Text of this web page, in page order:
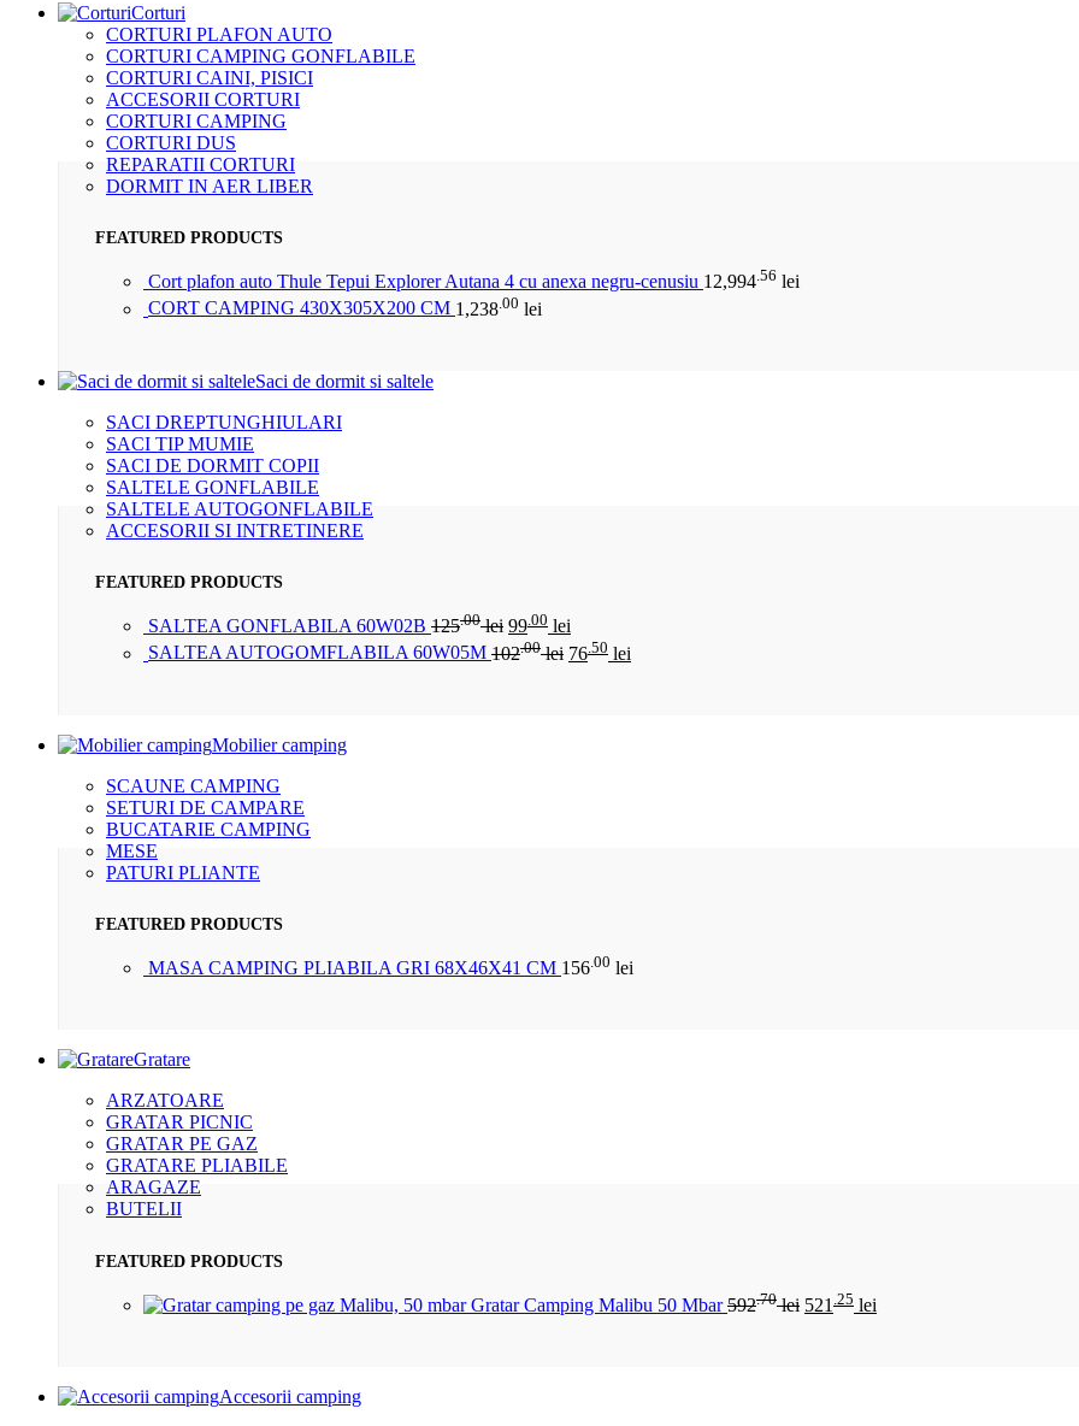
Corturi
CORTURI PLAFON AUTO
CORTURI CAMPING GONFLABILE
CORTURI CAINI, PISICI
ACCESORII CORTURI
CORTURI CAMPING
CORTURI DUS
REPARATII CORTURI
DORMIT IN AER LIBER
FEATURED PRODUCTS
Cort plafon auto Thule Tepui Explorer Autana 4 cu anexa negru-cenusiu 12,994.56 lei
CORT CAMPING 430X305X200 CM 1,238 .00 lei
Saci de dormit si saltele
SACI DREPTUNGHIULARI
SACI TIP MUMIE
SACI DE DORMIT COPII
SALTELE GONFLABILE
SALTELE AUTOGONFLABILE
ACCESORII SI INTRETINERE
FEATURED PRODUCTS
SALTEA GONFLABILA 60W02B 125.00 lei 99.00 lei
SALTEA AUTOGOMFLABILA 60W05M 102.00 lei 76 .50 lei
Mobilier camping
SCAUNE CAMPING
SETURI DE CAMPARE
BUCATARIE CAMPING
MESE
PATURI PLIANTE
FEATURED PRODUCTS
MASA CAMPING PLIABILA GRI 68X46X41 CM 156.00 lei
Gratare
ARZATOARE
GRATAR PICNIC
GRATAR PE GAZ
GRATARE PLIABILE
ARAGAZE
BUTELII
FEATURED PRODUCTS
Gratar Camping Malibu 50 Mbar592.70 lei 521 .25 lei
Accesorii camping